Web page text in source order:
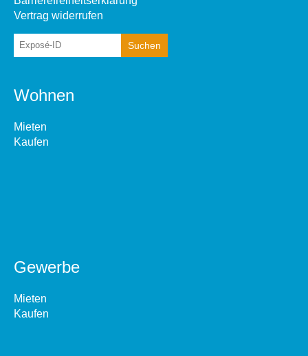
Vertrag widerrufen
Wohnen
Mieten
Kaufen
Gewerbe
Mieten
Kaufen